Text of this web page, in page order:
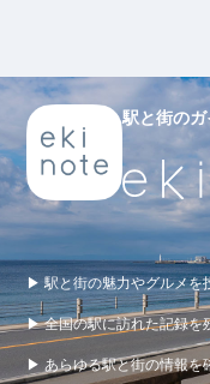
駅と街の
▶ 駅と街の魅力やグルメを
▶ 全国の駅に訪れた記録を
▶ あらゆる駅と街の情報を